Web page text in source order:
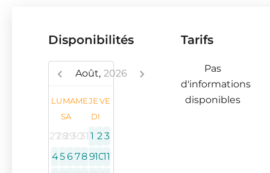
Disponibilités
Août, 2026
LU MAMEJE VE
SA
DI
2728293031 1 23
4567891011
Tarifs
Pas
d'informations
disponibles